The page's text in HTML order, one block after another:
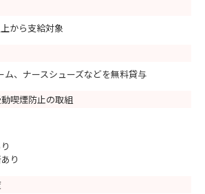
から支給対象
、ナースシューズなどを無料貸与
喫煙防止の取組
り